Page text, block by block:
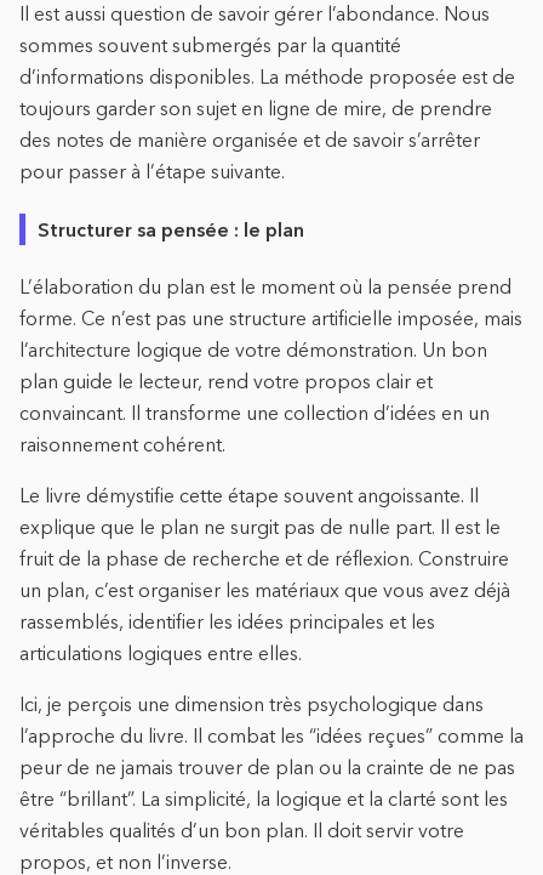
Il est aussi question de savoir gérer l’abondance. Nous
sommes souvent submergés par la quantité
d’informations disponibles. La méthode proposée est de
toujours garder son sujet en ligne de mire, de prendre
des notes de manière organisée et de savoir s’arrêter
pour passer à l’étape suivante.
Structurer sa pensée : le plan
L’élaboration du plan est le moment où la pensée prend
forme. Ce n’est pas une structure artificielle imposée, mais
l’architecture logique de votre démonstration. Un bon
plan guide le lecteur, rend votre propos clair et
convaincant. Il transforme une collection d’idées en un
raisonnement cohérent.
Le livre démystifie cette étape souvent angoissante. Il
explique que le plan ne surgit pas de nulle part. Il est le
fruit de la phase de recherche et de réflexion. Construire
un plan, c’est organiser les matériaux que vous avez déjà
rassemblés, identifier les idées principales et les
articulations logiques entre elles.
Ici, je perçois une dimension très psychologique dans
l’approche du livre. Il combat les “idées reçues” comme la
peur de ne jamais trouver de plan ou la crainte de ne pas
être “brillant”. La simplicité, la logique et la clarté sont les
véritables qualités d’un bon plan. Il doit servir votre
propos, et non l’inverse.